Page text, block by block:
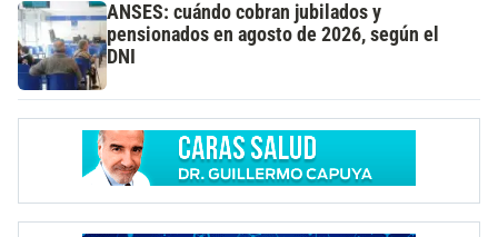
ANSES: cuándo cobran jubilados y
pensionados en agosto de 2026, según el
DNI